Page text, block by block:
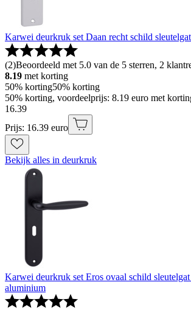
Karwei deurkruk set Daan recht schild
(2)Beoordeeld met 5.0 van de 5 sterren, 2
8.19 met korting
50% korting50% korting
50% korting, voordeelprijs: 8.19 euro met
16.39
Prijs: 16.39 euro
Bekijk alles in deurkruk
Karwei deurkruk set Eros ovaal schild
aluminium